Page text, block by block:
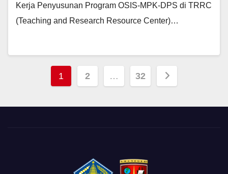
Kerja Penyusunan Program OSIS-MPK-DPS di TRRC
(Teaching and Research Resource Center)…
Paginasi
1 2 … 32